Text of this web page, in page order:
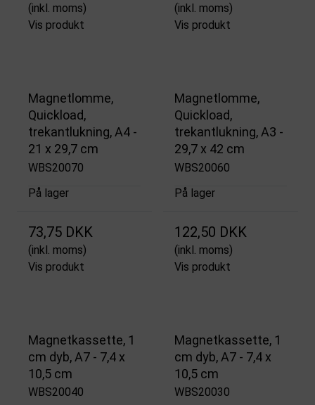
(inkl. moms)
Vis produkt
(inkl. moms)
Vis produkt
Magnetlomme,
Quickload,
trekantlukning, A4 -
21 x 29,7 cm
WBS20070
På lager
73,75 DKK
(inkl. moms)
Vis produkt
Magnetlomme,
Quickload,
trekantlukning, A3 -
29,7 x 42 cm
WBS20060
På lager
122,50 DKK
(inkl. moms)
Vis produkt
Magnetkassette, 1
cm dyb, A7 - 7,4 x
10,5 cm
WBS20040
Magnetkassette, 1
cm dyb, A7 - 7,4 x
10,5 cm
WBS20030